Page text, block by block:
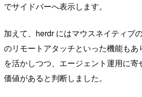
でサイドバーへ表示します。
加えて、herdr にはマウスネイティブ
のリモートアタッチといった機能もあ
を活かしつつ、エージェント運用に
価値があると判断しました。